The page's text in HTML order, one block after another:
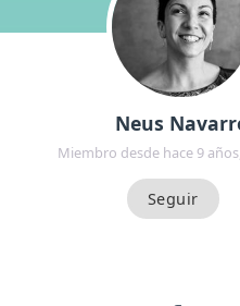
Neus
Miembro desde hace 9